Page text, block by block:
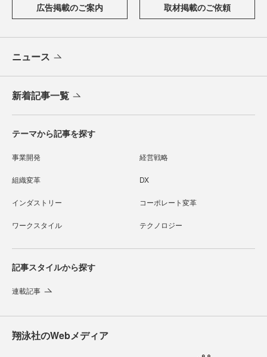
広告掲載のご案内 取材掲載のご依頼
ニュース
新着記事一覧
テーマから記事を探す
事業開発 経営戦略
組織変革 DX
インダストリー コーポレート変革
ワークスタイル テクノロジー
記事スタイルから探す
連載記事
翔泳社のWebメディア